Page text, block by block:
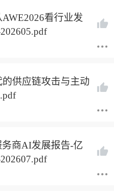
看行业发
供应链攻击与主动
商AI发展报告-亿